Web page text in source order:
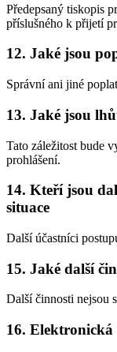
Předepsaný tiskopis
příslušného k přijetí
12. Jaké jsou
Správní ani jiné
13. Jaké jsou
Tato záležitost bude
prohlášení.
14. Kteří jsou
situace
Další účastníci
15. Jaké další
Další činnosti nejsou
16. Elektronická